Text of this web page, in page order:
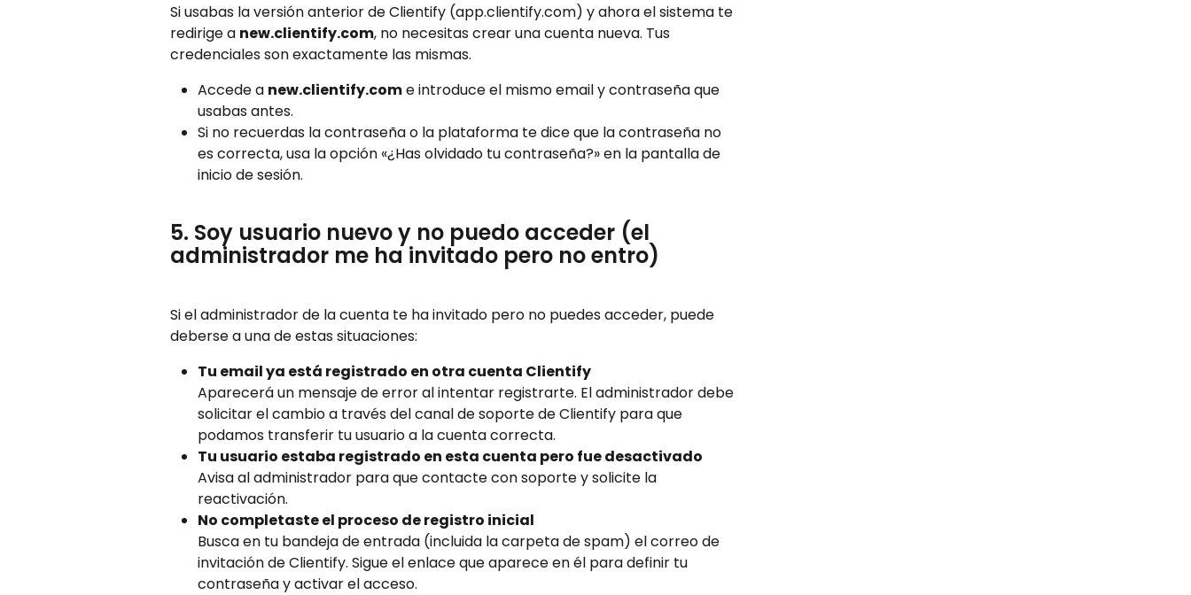
Si usabas la versión anterior de Clientify (app.clientify.com) y ahora el sistema te
redirige a new.clientify.com, no necesitas crear una cuenta nueva. Tus
credenciales son exactamente las mismas.
Accede a new.clientify.com e introduce el mismo email y contraseña que
usabas antes.
Si no recuerdas la contraseña o la plataforma te dice que la contraseña no
es correcta, usa la opción «¿Has olvidado tu contraseña?» en la pantalla de
inicio de sesión.
5. Soy usuario nuevo y no puedo acceder (el
administrador me ha invitado pero no entro)
Si el administrador de la cuenta te ha invitado pero no puedes acceder, puede
deberse a una de estas situaciones:
Tu email ya está registrado en otra cuenta Clientify
Aparecerá un mensaje de error al intentar registrarte. El administrador debe
solicitar el cambio a través del canal de soporte de Clientify para que
podamos transferir tu usuario a la cuenta correcta.
Tu usuario estaba registrado en esta cuenta pero fue desactivado
Avisa al administrador para que contacte con soporte y solicite la
reactivación.
No completaste el proceso de registro inicial
Busca en tu bandeja de entrada (incluida la carpeta de spam) el correo de
invitación de Clientify. Sigue el enlace que aparece en él para definir tu
contraseña y activar el acceso.